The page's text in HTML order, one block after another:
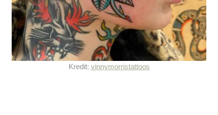
Kredit: vinnymorristattoos